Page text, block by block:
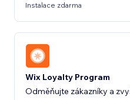
Instalace zdarma
Wix Loyalty Program
Odměňujte zákazníky a